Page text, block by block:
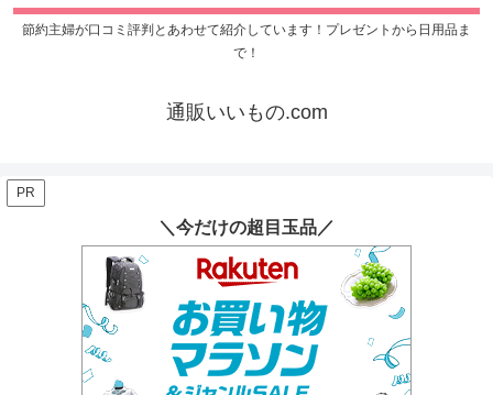
節約主婦が口コミ評判とあわせて紹介しています！プレゼントから日用品ま
で！
通販いいもの.com
PR
＼今だけの超目玉品／